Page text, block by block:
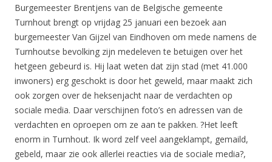
Burgemeester Brentjens van de Belgische gemeente
Turnhout brengt op vrijdag 25 januari een bezoek aan
burgemeester Van Gijzel van Eindhoven om mede namens de
Turnhoutse bevolking zijn medeleven te betuigen over het
hetgeen gebeurd is. Hij laat weten dat zijn stad (met 41.000
inwoners) erg geschokt is door het geweld, maar maakt zich
ook zorgen over de heksenjacht naar de verdachten op
sociale media. Daar verschijnen foto’s en adressen van de
verdachten en oproepen om ze aan te pakken. ?Het leeft
enorm in Turnhout. Ik word zelf veel aangeklampt, gemaild,
gebeld, maar zie ook allerlei reacties via de sociale media?,